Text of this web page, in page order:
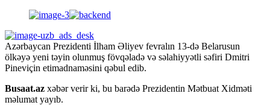
Azərbaycan Prezidenti İlham Əliyev fevralın 13-də Belarusun
ölkəyə yeni təyin olunmuş fövqəladə və səlahiyyətli səfiri Dmitri
Pineviçin etimadnaməsini qəbul edib.
Busaat.az xəbər verir ki, bu barədə Prezidentin Mətbuat Xidməti
məlumat yayıb.